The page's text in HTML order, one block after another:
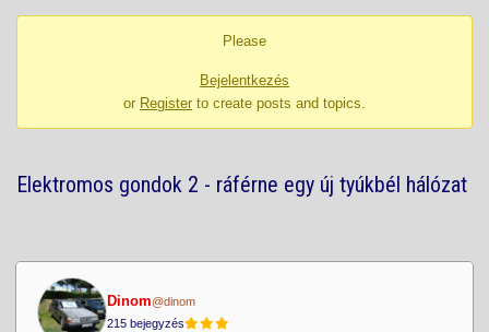
Please
Bejelentkezés
or Register to create posts and topics.
Elektromos gondok 2 - ráférne egy új tyúkbél hálózat
Dinom@dinom
215 bejegyzés